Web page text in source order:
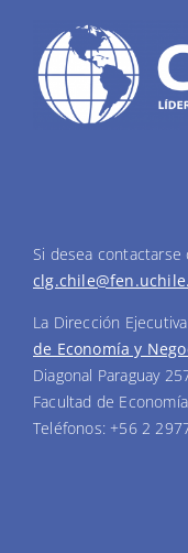
Si desea
La Dirección
de Economía y
Diagonal Paraguay
Facultad de
Teléfonos: +56 2